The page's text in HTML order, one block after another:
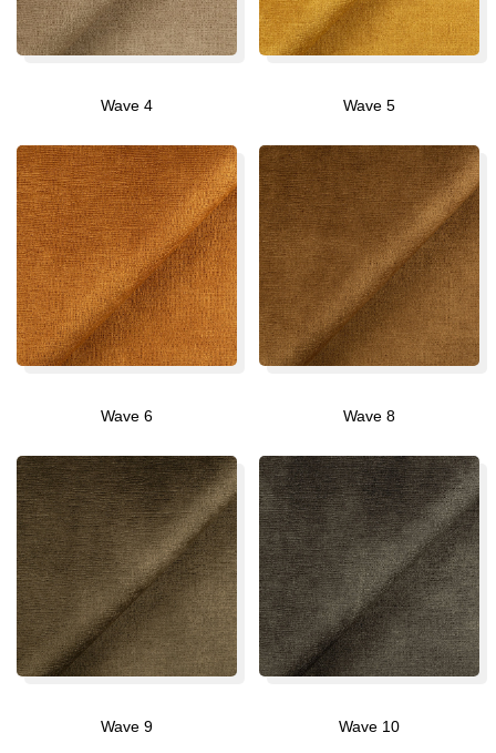
Wave 4 Wave 5
Wave 6 Wave 8
Wave 9 Wave 10